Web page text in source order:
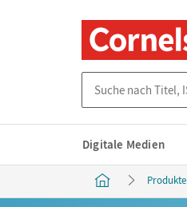
Digitale Medien
Produkte